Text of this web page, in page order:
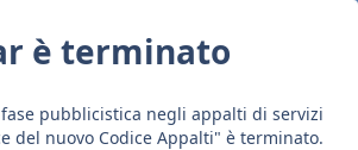
è terminato
pubblicistica negli appalti di servizi
del nuovo Codice Appalti" è terminato.